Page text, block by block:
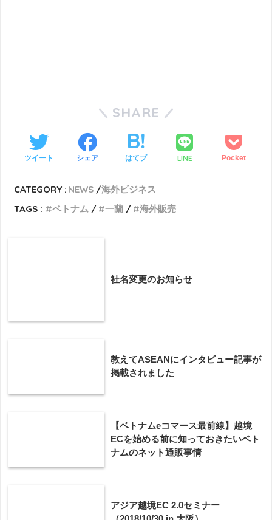
SHARE
ツイート シェア はてブ LINE Pocket
CATEGORY : NEWS
海外ビジネス
TAGS :
ベトナム 一蘭 海外販売
社名変更のお知らせ
教えてASEANにインタビュー記事が
掲載されました
【ベトナムeコマース最前線】越境
ECを始める前に知っておきたいベト
ナムのネット通販事情
アジア越境EC 2.0セミナー